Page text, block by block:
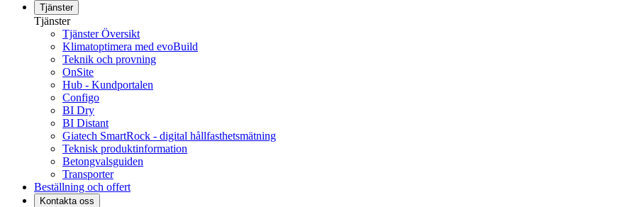
Tjänster
Tjänster
Tjänster Översikt
Klimatoptimera med evoBuild
Teknik och provning
OnSite
Hub - Kundportalen
Configo
BI Dry
BI Distant
Giatech SmartRock - digital hållfasthetsmätning
Teknisk produktinformation
Betongvalsguiden
Transporter
Beställning och offert
Kontakta oss